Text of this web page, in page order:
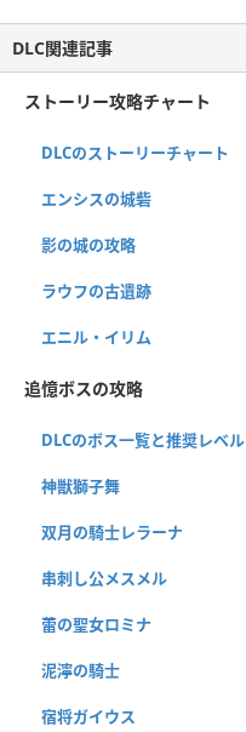
DLC関連記事
ストーリー攻略チャート
DLCのストーリーチャート
エンシスの城砦
影の城の攻略
ラウフの古遺跡
エニル・イリム
追憶ボスの攻略
DLCのボス一覧と推奨レベル
神獣獅子舞
双月の騎士レラーナ
串刺し公メスメル
蕾の聖女ロミナ
泥濘の騎士
宿将ガイウス